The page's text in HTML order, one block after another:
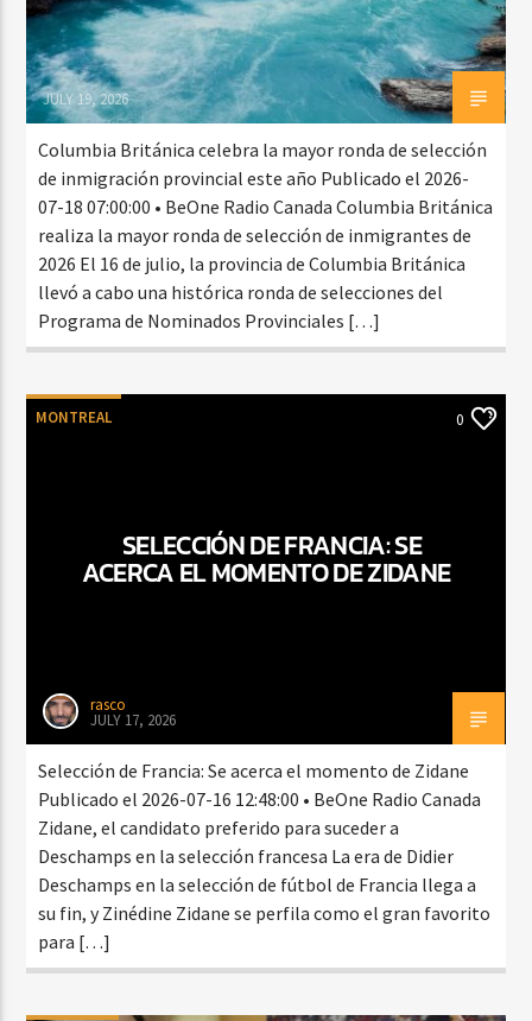
JULY 19, 2026
Columbia Británica celebra la mayor ronda de selección
de inmigración provincial este año Publicado el 2026-
07-18 07:00:00 • BeOne Radio Canada Columbia Británica
realiza la mayor ronda de selección de inmigrantes de
2026 El 16 de julio, la provincia de Columbia Británica
llevó a cabo una histórica ronda de selecciones del
Programa de Nominados Provinciales […]
MONTREAL 0
SELECCIÓN DE FRANCIA: SE
ACERCA EL MOMENTO DE ZIDANE
rasco
JULY 17, 2026
Selección de Francia: Se acerca el momento de Zidane
Publicado el 2026-07-16 12:48:00 • BeOne Radio Canada
Zidane, el candidato preferido para suceder a
Deschamps en la selección francesa La era de Didier
Deschamps en la selección de fútbol de Francia llega a
su fin, y Zinédine Zidane se perfila como el gran favorito
para […]